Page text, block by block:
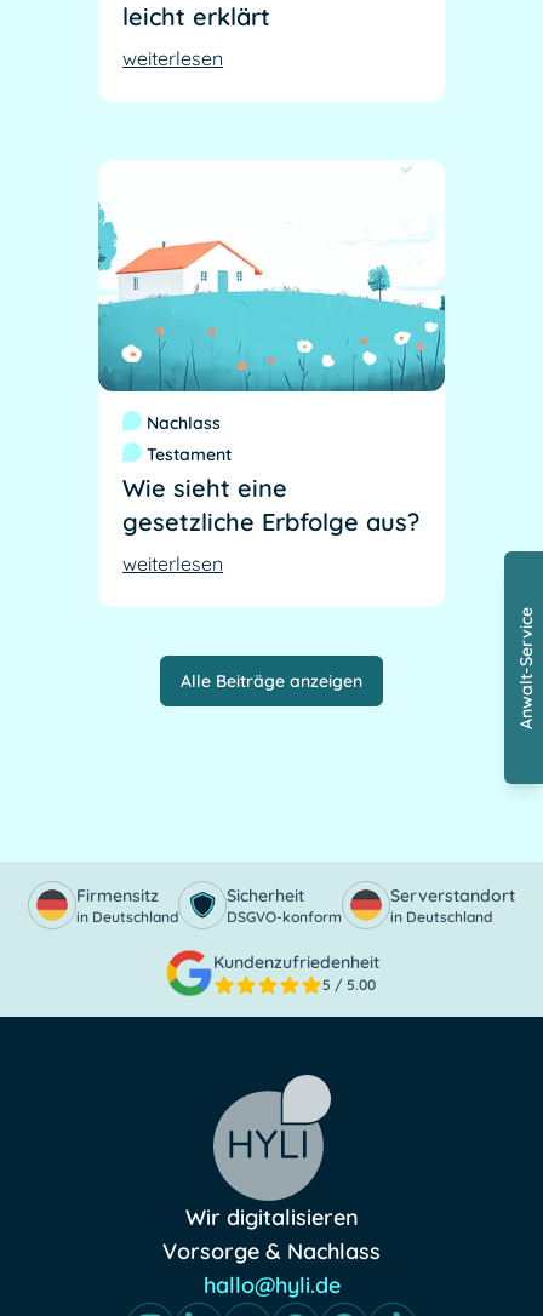
leicht erklärt
weiterlesen
Nachlass
Testament
Wie sieht eine
gesetzliche Erbfolge aus?
weiterlesen
Alle Beiträge anzeigen Anwalt-Service
Firmensitz
in Deutschland
Sicherheit
DSGVO-konform
Serverstandort
in Deutschland
Kundenzufriedenheit
5 / 5.00
Wir digitalisieren
Vorsorge & Nachlass
hallo@hyli.de